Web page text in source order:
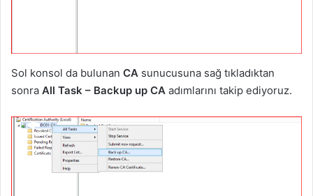
Sol konsol da bulunan CA sunucusuna sağ tıkladıktan
sonra All Task – Backup up CA adımlarını takip ediyoruz.